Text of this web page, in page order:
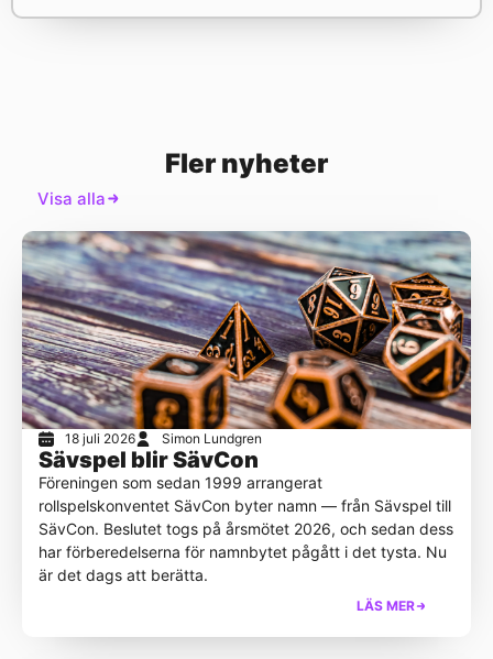
Fler nyheter
Visa alla
18 juli 2026 Simon Lundgren
Sävspel blir SävCon
Föreningen som sedan 1999 arrangerat
rollspelskonventet SävCon byter namn — från Sävspel till
SävCon. Beslutet togs på årsmötet 2026, och sedan dess
har förberedelserna för namnbytet pågått i det tysta. Nu
är det dags att berätta.
LÄS MER